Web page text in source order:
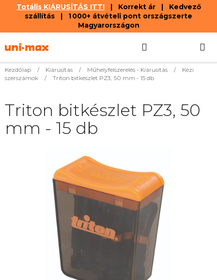
Totális KIÁRUSÍTÁS ITT!| Korrekt ár | Kedvező
szállítás | 1 000+ átvételi pont országszerte
Magyarországon
tartalomhoz
KOSÁR
Kezdőlap / Kiárusítás / Műhelyfelszerelés - Kiárusítás /
Kézi
szerszámok
/ Triton bitkészlet PZ3, 50 mm - 15 db
Triton bitkészlet PZ3, 50
mm - 15 db